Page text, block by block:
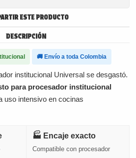
ESTE PRODUCTO
DESCRIPCIÓN
🚚 Envío a toda Colombia
institucional Universal se desgastó.
para procesador institucional
uso intensivo en cocinas
🏭 Encaje exacto
Compatible con procesador